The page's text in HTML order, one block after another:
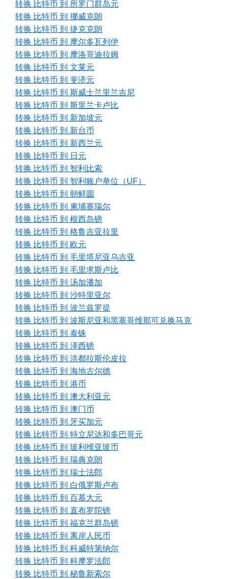
转换 比特币 到 所罗门群岛元
转换 比特币 到 挪威克朗
转换 比特币 到 捷克克朗
转换 比特币 到 摩尔多瓦列伊
转换 比特币 到 摩洛哥迪拉姆
转换 比特币 到 文莱元
转换 比特币 到 斐济元
转换 比特币 到 斯威士兰里兰吉尼
转换 比特币 到 斯里兰卡卢比
转换 比特币 到 新加坡元
转换 比特币 到 新台币
转换 比特币 到 新西兰元
转换 比特币 到 日元
转换 比特币 到 智利比索
转换 比特币 到 智利账户单位（UF）
转换 比特币 到 朝鲜圆
转换 比特币 到 柬埔寨瑞尔
转换 比特币 到 根西岛镑
转换 比特币 到 格鲁吉亚拉里
转换 比特币 到 欧元
转换 比特币 到 毛里塔尼亚乌吉亚
转换 比特币 到 毛里求斯卢比
转换 比特币 到 汤加潘加
转换 比特币 到 沙特里亚尔
转换 比特币 到 波兰兹罗提
转换 比特币 到 波斯尼亚和黑塞哥维那可兑换马克
转换 比特币 到 泰铢
转换 比特币 到 泽西镑
转换 比特币 到 洪都拉斯伦皮拉
转换 比特币 到 海地古尔德
转换 比特币 到 港币
转换 比特币 到 澳大利亚元
转换 比特币 到 澳门币
转换 比特币 到 牙买加元
转换 比特币 到 特立尼达和多巴哥元
转换 比特币 到 玻利维亚玻币
转换 比特币 到 瑞典克朗
转换 比特币 到 瑞士法郎
转换 比特币 到 白俄罗斯卢布
转换 比特币 到 百慕大元
转换 比特币 到 直布罗陀镑
转换 比特币 到 福克兰群岛镑
转换 比特币 到 离岸人民币
转换 比特币 到 科威特第纳尔
转换 比特币 到 科摩罗法郎
转换 比特币 到 秘鲁新索尔